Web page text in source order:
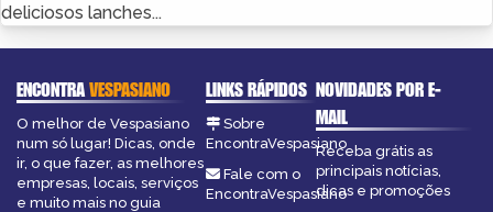
deliciosos lanches...
ENCONTRAVESPASIANO
O melhor de Vespasiano
num só lugar! Dicas, onde
ir, o que fazer, as melhores
empresas, locais, serviços
e muito mais no guia
LINKS RÁPIDOS
Sobre
EncontraVespasiano
Fale com o
EncontraVespasiano
NOVIDADES POR E-
MAIL
Receba grátis as
principais notícias,
dicas e promoções